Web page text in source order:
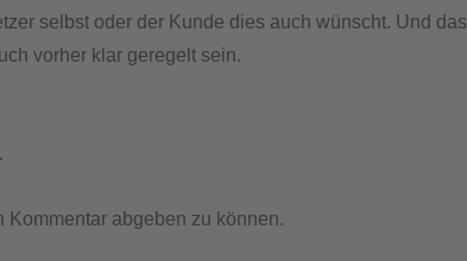
selbst oder der Kunde dies auch wünscht. Und das
vorher klar geregelt sein.
Kommentar abgeben zu können.